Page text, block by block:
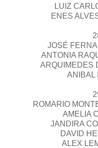
LUIZ
ENES
JOSÉ
ANTONIA
ARQUIMEDES
ANIBAL
ROMARIO
AMELIA
JANDIRA
DAVID
ALEX